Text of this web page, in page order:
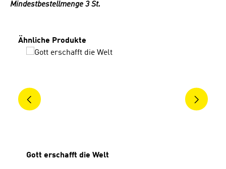
Mindestbestellmenge 3 St.
Produktgalerie überspringen
Ähnliche Produkte
Gott erschafft die Welt